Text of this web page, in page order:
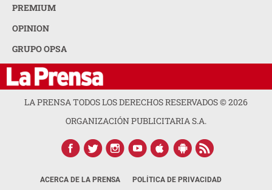
PREMIUM
OPINION
GRUPO OPSA
LA PRENSA TODOS LOS DERECHOS RESERVADOS ©2026
ORGANIZACIÓN PUBLICITARIA S.A.
ACERCA DE LA PRENSA POLÍTICA DE PRIVACIDAD